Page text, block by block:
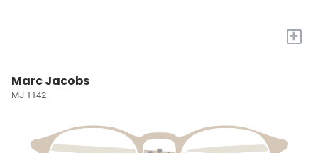
+
Marc Jacobs
MJ 1142